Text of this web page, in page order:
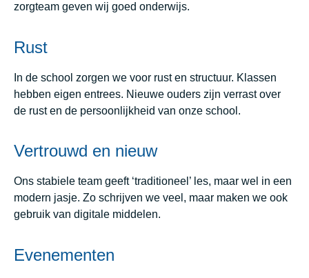
zorgteam geven wij goed onderwijs.
Rust
In de school zorgen we voor rust en structuur. Klassen
hebben eigen entrees. Nieuwe ouders zijn verrast over
de rust en de persoonlijkheid van onze school.
Vertrouwd en nieuw
Ons stabiele team geeft ‘traditioneel’ les, maar wel in een
modern jasje. Zo schrijven we veel, maar maken we ook
gebruik van digitale middelen.
Evenementen